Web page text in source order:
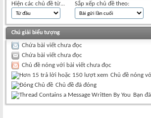
Hiện các chủ đề từ... Sắp xếp chủ đề theo:
Chú giải biểu tượng
Chứa bài viết chưa đọc
Chứa bài viết chưa đọc
Chủ đề nóng với bài viết chưa đọc
Chủ đề nóng
Chủ đề đã đóng
Bạn